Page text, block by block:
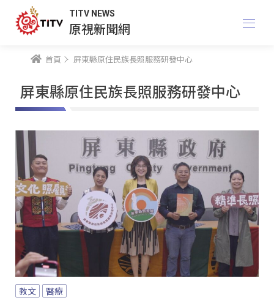
TITV NEWS
原視新聞網
首頁 屏東縣原住民族長照服務研發中心
屏東縣原住民族長照服務研發中心
教文
醫療